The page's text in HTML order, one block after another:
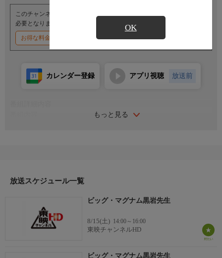
OK
このチャンネルのご視聴には、オプションチャンネル(有料)のご契約が
必要となります。
お得な料金割引キャンペーン実施中
もっと見る
カレンダー登録 アプリ視聴 放送前
暴力学生対策に頭を悩ませる文部省から、超法規的措置で拳銃所
放送スケジュール一覧
ビッグ・マグナム黒岩先生
8/15(土) 14:00～16:00
東映チャンネルHD
ビッグ・マグナム黒岩先生